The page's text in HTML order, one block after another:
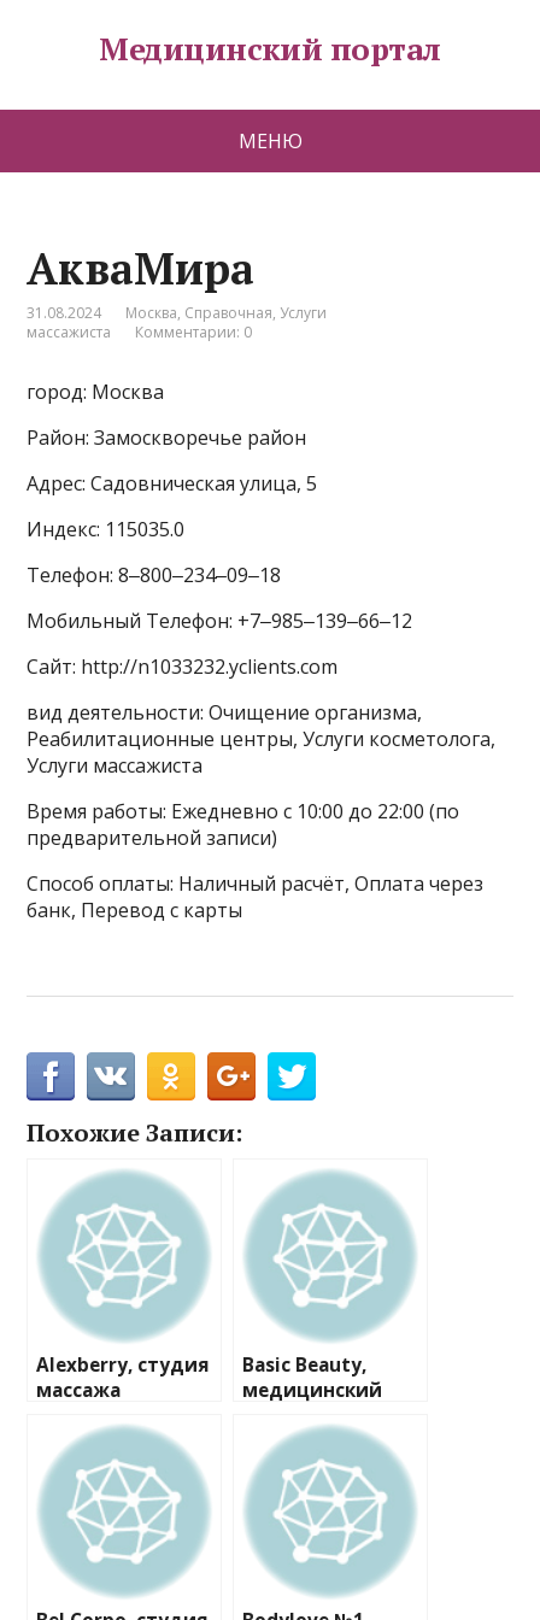
Медицинский портал
МЕНЮ
АкваМира
31.08.2024 Москва, Справочная, Услуги
массажиста
Комментарии: 0
город: Москва
Район: Замоскворечье район
Адрес: Садовническая улица, 5
Индекс: 115035.0
Телефон: 8‒800‒234‒09‒18
Мобильный Телефон: +7‒985‒139‒66‒12
Сайт: http://n1033232.yclients.com
вид деятельности: Очищение организма,
Реабилитационные центры, Услуги косметолога,
Услуги массажиста
Время работы: Ежедневно с 10:00 до 22:00 (по
предварительной записи)
Способ оплаты: Наличный расчёт, Оплата через
банк, Перевод с карты
Похожие Записи:
Alexberry, студия
массажа
Basic Beauty,
медицинский